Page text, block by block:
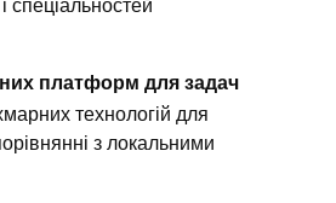
платформ для задач
технологій для
з локальними